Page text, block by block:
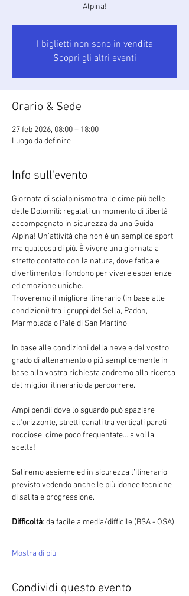
Alpina!
I biglietti non sono in vendita
Scopri gli altri eventi
Orario & Sede
27 feb 2026, 08:00 – 18:00
Luogo da definire
Info sull'evento
Giornata di scialpinismo tra le cime più belle
delle Dolomiti: regalati un momento di libertà
accompagnato in sicurezza da una Guida
Alpina! Un'attività che non è un semplice sport,
ma qualcosa di più. È vivere una giornata a
stretto contatto con la natura, dove fatica e
divertimento si fondono per vivere esperienze
ed emozione uniche.
Troveremo il migliore itinerario (in base alle
condizioni) tra i gruppi del Sella, Padon,
Marmolada o Pale di San Martino.
In base alle condizioni della neve e del vostro
grado di allenamento o più semplicemente in
base alla vostra richiesta andremo alla ricerca
del miglior itinerario da percorrere.
Ampi pendii dove lo sguardo può spaziare
all’orizzonte, stretti canali tra verticali pareti
rocciose, cime poco frequentate… a voi la
scelta!
Saliremo assieme ed in sicurezza l’itinerario
previsto vedendo anche le più idonee tecniche
di salita e progressione.
Difficoltà: da facile a media/difficile (BSA - OSA)
Mostra di più
Condividi questo evento